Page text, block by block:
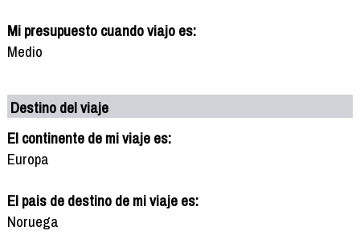
Mi presupuesto cuando viajo es:
Medio
Destino del viaje
El continente de mi viaje es:
Europa
El pais de destino de mi viaje es:
Noruega